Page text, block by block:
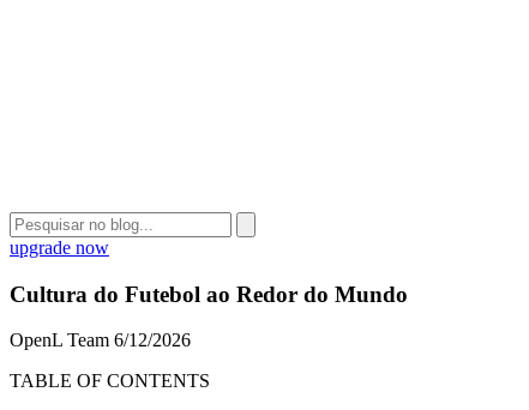
upgrade now
Cultura do Futebol ao Redor do Mundo
OpenL Team 6/12/2026
TABLE OF CONTENTS